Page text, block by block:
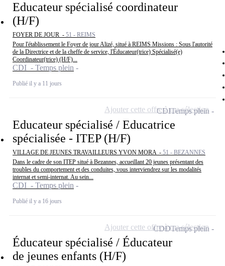
Educateur spécialisé coordinateur
(H/F)
FOYER DE JOUR - 51 - REIMS
Pour l'établissement le Foyer de jour Alizé, situé à REIMS Missions : Sous l'autorité
de la Directrice et de la cheffe de service, l'Éducateur(trice) Spécialisé(e)
Coordinateur(trice) (H/F)...
CDI - Temps plein
Publié il y a 11 jours
Educateur spécialisé / Educatrice
spécialisée - ITEP (H/F)
VILLAGE DE JEUNES TRAVAILLEURS YVON MORA - 51 - BEZANNES
Dans le cadre de son ITEP situé à Bezannes, accueillant 20 jeunes présentant des
troubles du comportement et des conduites, vous interviendrez sur les modalités
internat et semi-internat. Au sein...
CDI - Temps plein
Publié il y a 16 jours
CDITemps plein
Ajouter cette offre à ma sélection
Éducateur spécialisé / Éducateur
de jeunes enfants (H/F)
CDDTemps plein
Ajouter cette offre à ma sélection